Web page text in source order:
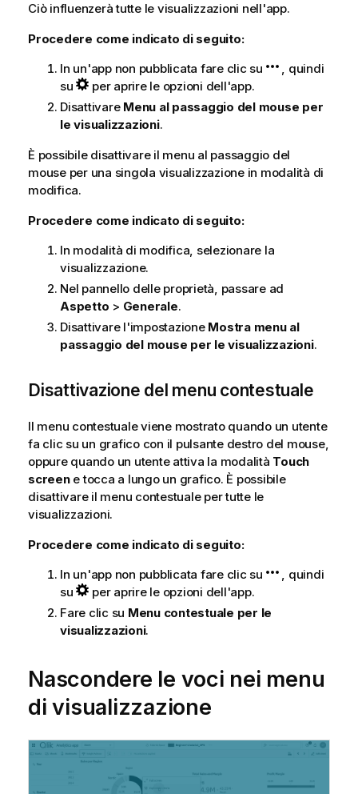
Ciò influenzerà tutte le visualizzazioni nell'app.
Procedere come indicato di seguito:
In un'app non pubblicata fare clic su
, quindi
su
per aprire le opzioni dell'app.
Disattivare Menu al passaggio del mouse per
le visualizzazioni.
È possibile disattivare il menu al passaggio del
mouse per una singola visualizzazione in modalità di
modifica.
Procedere come indicato di seguito:
In modalità di modifica, selezionare la
visualizzazione.
Nel pannello delle proprietà, passare ad
Aspetto > Generale.
Disattivare l'impostazione Mostra menu al
passaggio del mouse per le visualizzazioni.
Disattivazione del menu contestuale
Il menu contestuale viene mostrato quando un utente
fa clic su un grafico con il pulsante destro del mouse,
oppure quando un utente attiva la modalità Touch
screene tocca a lungo un grafico. È possibile
disattivare il menu contestuale per tutte le
visualizzazioni.
Procedere come indicato di seguito:
In un'app non pubblicata fare clic su
, quindi
su
per aprire le opzioni dell'app.
Fare clic su Menu contestuale per le
visualizzazioni.
Nascondere le voci nei menu
di visualizzazione